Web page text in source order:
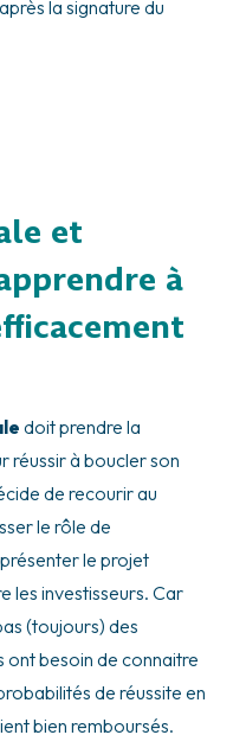
la signature du
et
à
doit prendre la
réussir à boucler son
de recourir au
le rôle de
le projet
les investisseurs. Car
(toujours) des
ont besoin de connaitre
de réussite en
bien remboursés.